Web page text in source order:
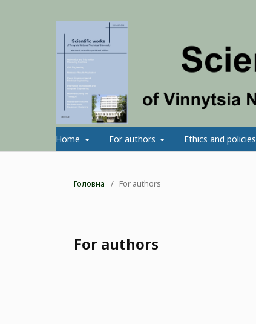
Home For authors Ethics and policies
Головна / For authors
For authors